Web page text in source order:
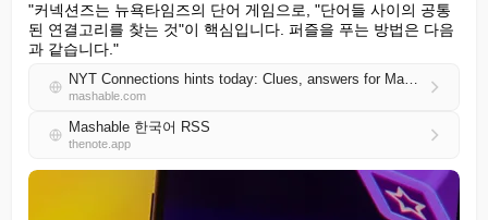
"커넥션즈는 뉴욕타임즈의 단어 게임으로, "단어들 사이의 공통
된 연결고리를 찾는 것"이 핵심입니다. 퍼즐을 푸는 방법은 다음
과 같습니다."
NYT Connections hints today: Clues, answers for May 6, 2026
mashable.com
Mashable 한국어 RSS
thenote.app